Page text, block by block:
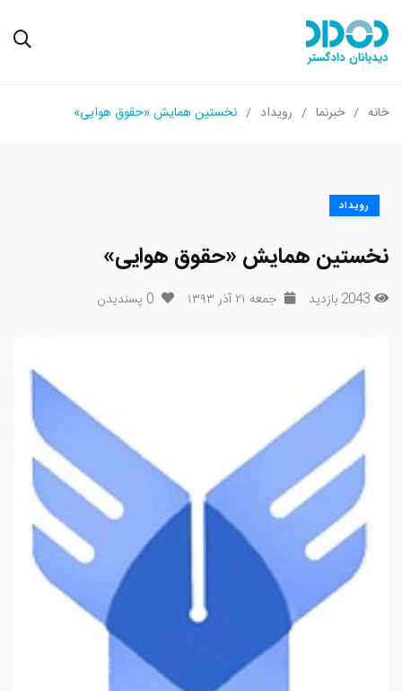
خانه خبرنما رویداد نخستین همایش «حقوق هوایی»
رویداد
نخستین همایش «حقوق هوایی»
2043 بازدید جمعه ۲۱ آذر ۱۳۹۳ 0 پسندیدن